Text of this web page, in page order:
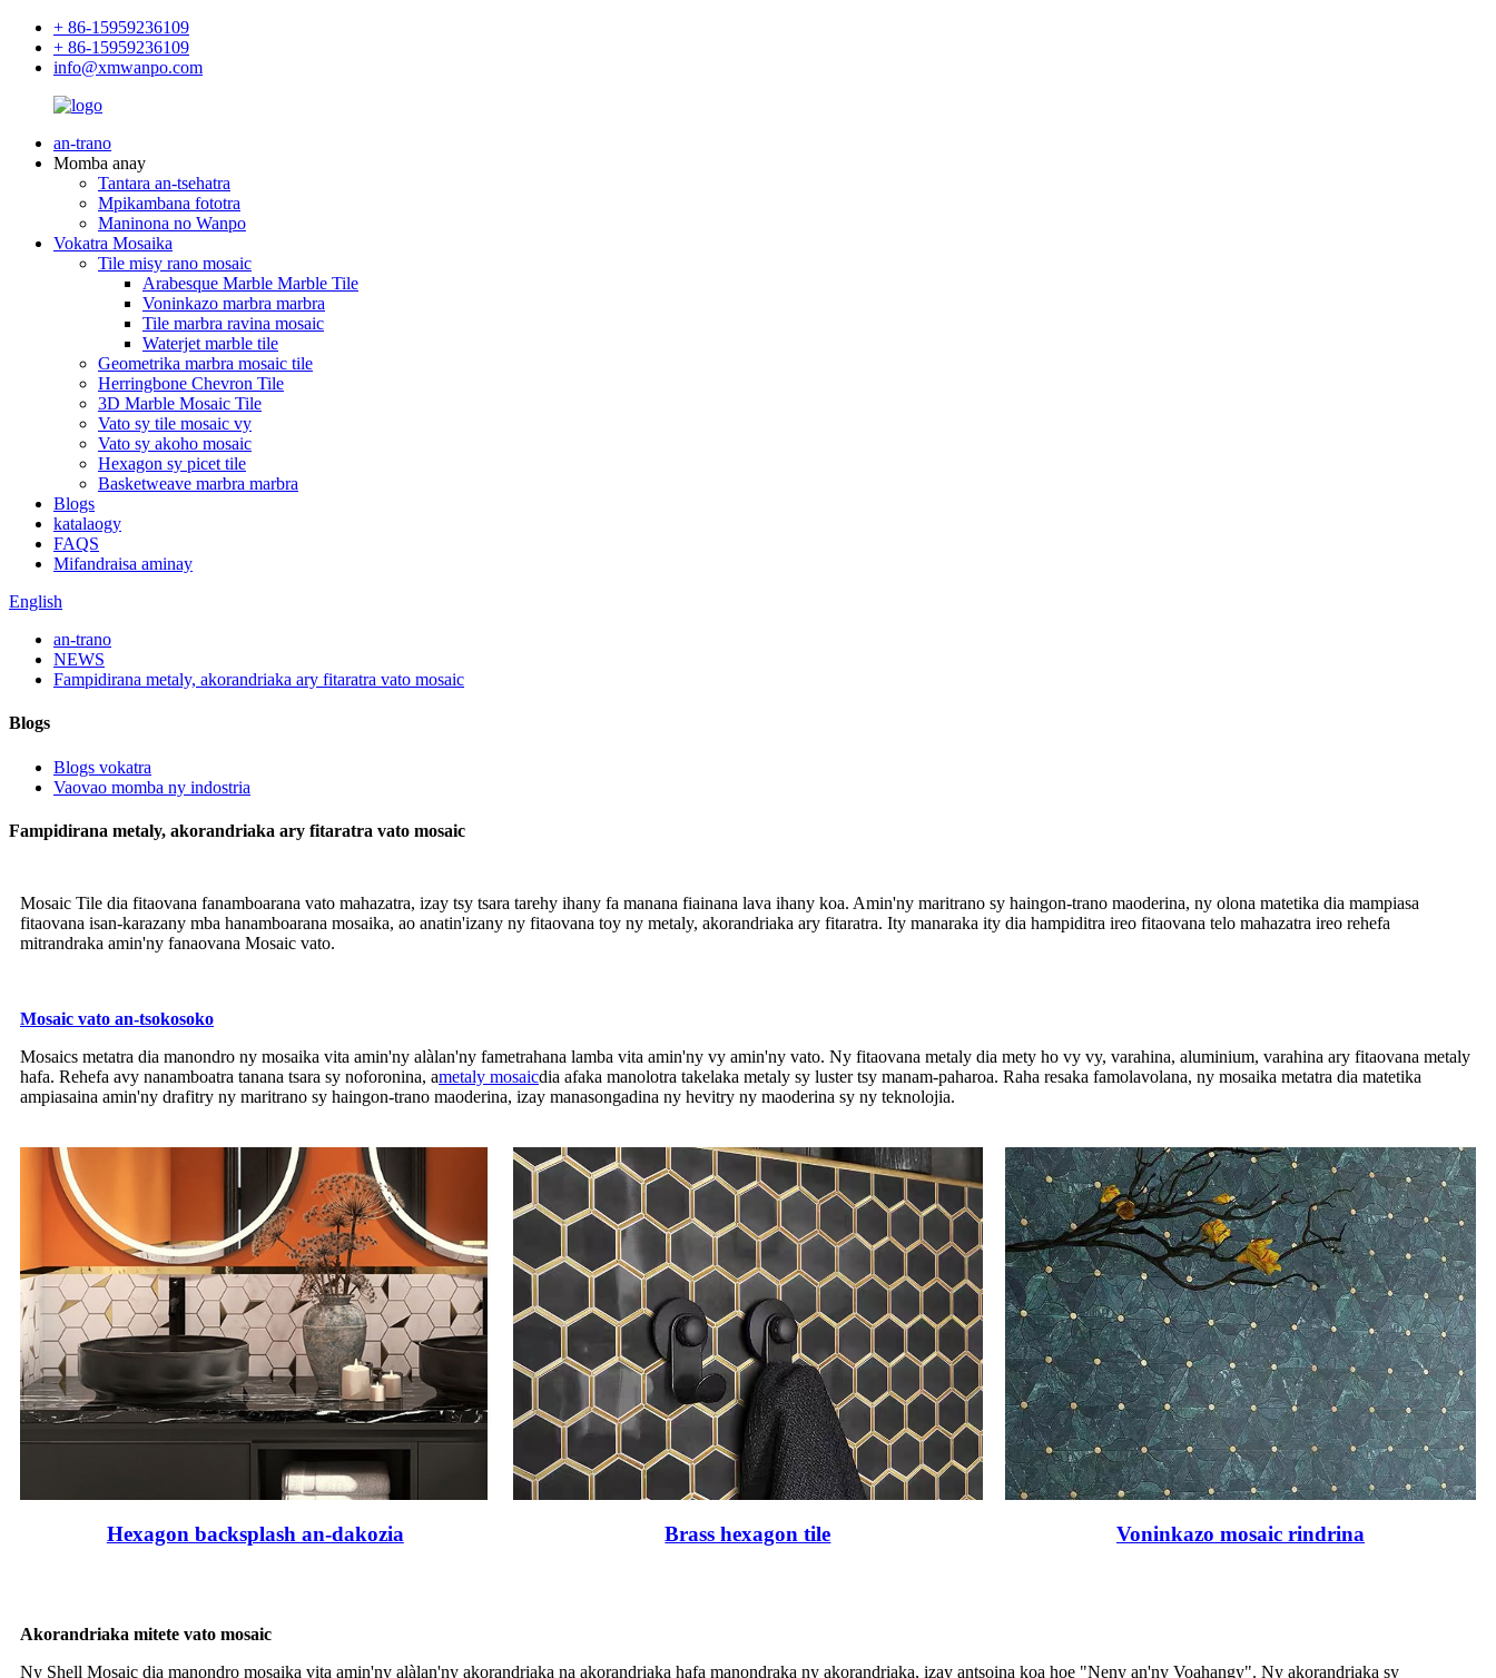
+ 86-15959236109
+ 86-15959236109
info@xmwanpo.com
an-trano
Momba anay
Tantara an-tsehatra
Mpikambana fototra
Maninona no Wanpo
Vokatra Mosaika
Tile misy rano mosaic
Arabesque Marble Marble Tile
Voninkazo marbra marbra
Tile marbra ravina mosaic
Waterjet marble tile
Geometrika marbra mosaic tile
Herringbone Chevron Tile
3D Marble Mosaic Tile
Vato sy tile mosaic vy
Vato sy akoho mosaic
Hexagon sy picet tile
Basketweave marbra marbra
Blogs
katalaogy
FAQS
Mifandraisa aminay
English
an-trano
NEWS
Fampidirana metaly, akorandriaka ary fitaratra vato mosaic
Blogs
Blogs vokatra
Vaovao momba ny indostria
Fampidirana metaly, akorandriaka ary fitaratra vato mosaic
Mosaic Tile dia fitaovana fanamboarana vato mahazatra, izay tsy tsara tarehy ihany fa manana fiainana lava ihany koa. Amin'ny maritrano sy haingon-trano maoderina, ny olona matetika dia mampiasa
fitaovana isan-karazany mba hanamboarana mosaika, ao anatin'izany ny fitaovana toy ny metaly, akorandriaka ary fitaratra. Ity manaraka ity dia hampiditra ireo fitaovana telo mahazatra ireo rehefa
mitrandraka amin'ny fanaovana Mosaic vato.
Mosaic vato an-tsokosoko
Mosaics metatra dia manondro ny mosaika vita amin'ny alàlan'ny fametrahana lamba vita amin'ny vy amin'ny vato. Ny fitaovana metaly dia mety ho vy vy, varahina, aluminium, varahina ary fitaovana metaly
hafa. Rehefa avy nanamboatra tanana tsara sy noforonina, ametaly mosaicdia afaka manolotra takelaka metaly sy luster tsy manam-paharoa. Raha resaka famolavolana, ny mosaika metatra dia matetika
ampiasaina amin'ny drafitry ny maritrano sy haingon-trano maoderina, izay manasongadina ny hevitry ny maoderina sy ny teknolojia.
Hexagon backsplash an-dakozia Brass hexagon tile Voninkazo mosaic rindrina
Akorandriaka mitete vato mosaic
Ny Shell Mosaic dia manondro mosaika vita amin'ny alàlan'ny akorandriaka na akorandriaka hafa manondraka ny akorandriaka, izay antsoina koa hoe "Neny an'ny Voahangy". Ny akorandriaka sy